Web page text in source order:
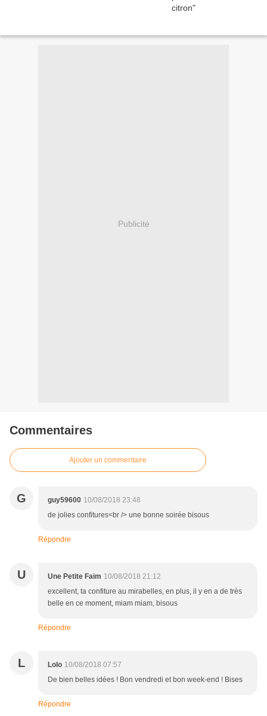
Publicité
Commentaires
Ajouter un commentaire
G guy59600 10/08/2018 23:48
de jolies confitures<br /> une bonne soirée bisous
Répondre
U Une Petite Faim 10/08/2018 21:12
excellent, ta confiture au mirabelles, en plus, il y en a de très
belle en ce moment, miam miam, bisous
Répondre
L Lolo 10/08/2018 07:57
De bien belles idées ! Bon vendredi et bon week-end ! Bises
Répondre